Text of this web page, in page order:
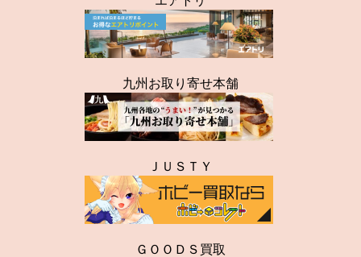
九州お取り寄せ本舗
ＪＵＳＴＹ
ＧＯＯＤＳ買取